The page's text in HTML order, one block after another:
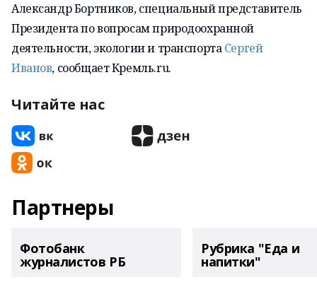
Александр Бортников, специальный представитель
Президента по вопросам природоохранной
деятельности, экологии и транспортаСергей
Иванов, сообщает Кремль.ru.
Читайте нас
Партнеры
Фотобанк
журналистов РБ
Рубрика "Еда и
напитки"